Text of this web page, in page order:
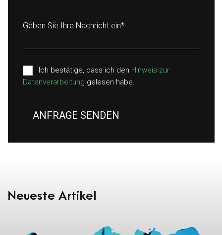
Geben Sie Ihre Nachricht ein*
Ich bestätige, dass ich den Hinweis zur
Datenverarbeitung gelesen habe.
ANFRAGE SENDEN
Neueste Artikel